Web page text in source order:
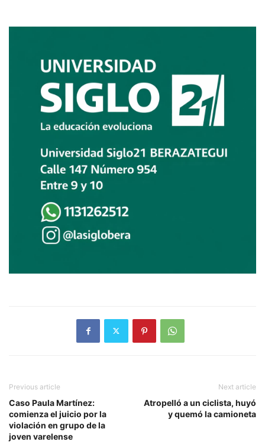
Previous article
Caso Paula Martínez:
comienza el juicio por la
violación en grupo de la
joven varelense
Next article
Atropelló a un ciclista, huyó
y quemó la camioneta